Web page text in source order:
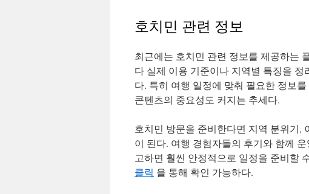
호치민 관련 정보
최근에는 호치민 관련 정보를 제공하는
다 실제 이용 기준이나 지역별 특징을
다. 특히 여행 일정에 맞춰 필요한 정보
콘텐츠의 중요성도 커지는 추세다.
호치민 방문을 준비한다면 지역 분위기,
이 된다. 여행 경험자들의 후기와 함께
고하면 훨씬 안정적으로 일정을 준비할
클릭 을 통해 확인 가능하다.